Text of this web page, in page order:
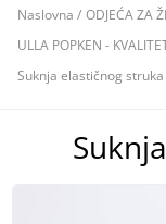
Naslovna / ODJEĆA ZA
ULLA POPKEN -
Suknja elastičnog struka